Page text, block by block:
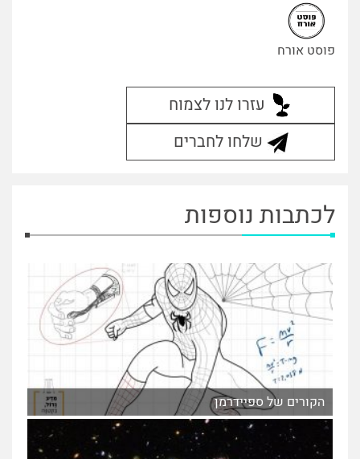
פוסט אורח
עזרו לנו לצמוח
שלחו לחברים
לכתבות נוספות
הקורים של ספיידרמן